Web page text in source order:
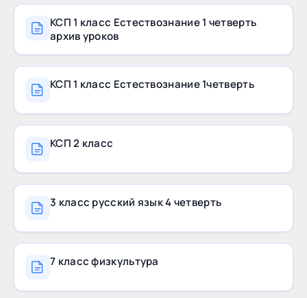
КСП 1 класс Естествознание 1 четверть
архив уроков
КСП 1 класс Естествознание 1четверть
КСП 2 класс
3 класс русский язык 4 четверть
7 класс физкультура